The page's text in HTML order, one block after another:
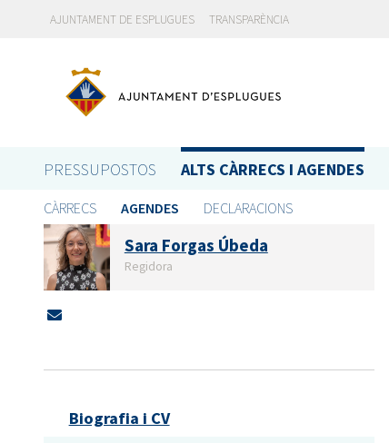
AJUNTAMENT DE ESPLUGUES TRANSPARÈNCIA
PRESSUPOSTOS ALTS CÀRRECS I AGENDES
CÀRRECS AGENDES DECLARACIONS
Sara Forgas Úbeda
Regidora
Biografia i CV